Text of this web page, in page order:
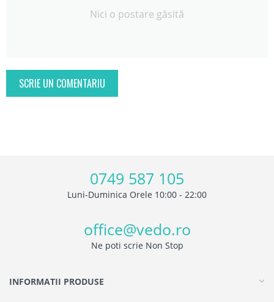
Nici o postare găsită
SCRIE UN COMENTARIU
0749 587 105
Luni-Duminica Orele 10:00 - 22:00
office@vedo.ro
Ne poti scrie Non Stop
INFORMATII PRODUSE